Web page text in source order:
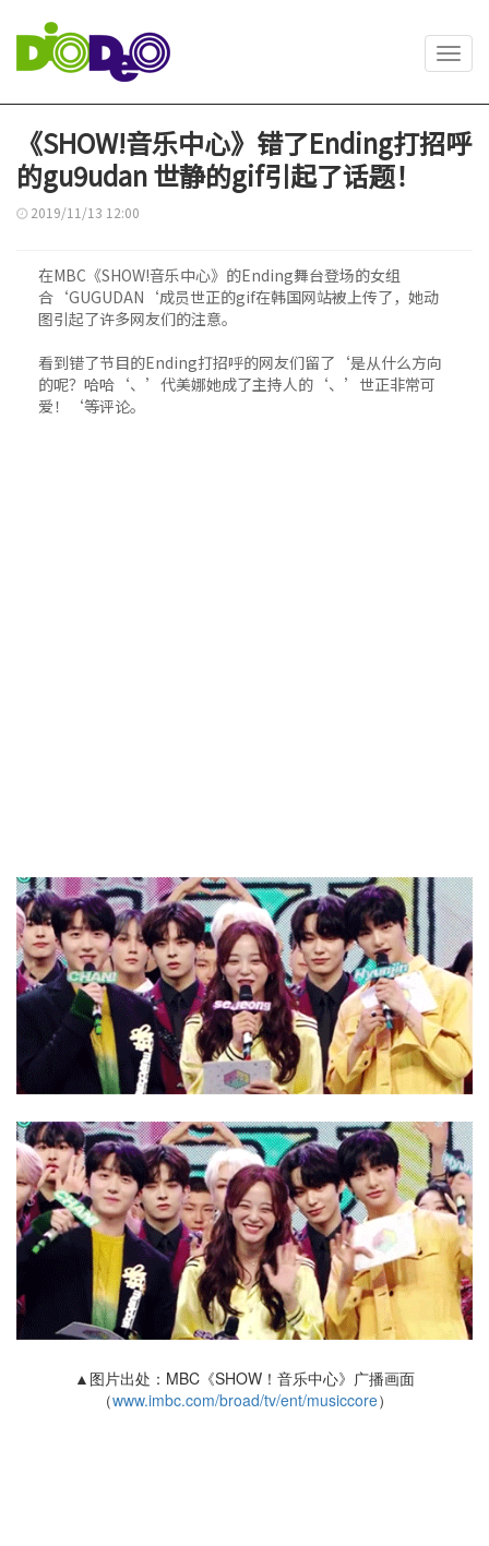
《SHOW!音乐中心》错了Ending打招呼
的gu9udan 世静的gif引起了话题！
2019/11/13 12:00
在MBC《SHOW!音乐中心》的Ending舞台登场的女组
合‘GUGUDAN‘成员世正的gif在韩国网站被上传了，她动
图引起了许多网友们的注意。
看到错了节目的Ending打招呼的网友们留了‘是从什么方向
的呢？哈哈‘、’代美娜她成了主持人的‘、’世正非常可
爱！‘等评论。
▲图片出处：MBC《SHOW！音乐中心》广播画面
（www.imbc.com/broad/tv/ent/musiccore）